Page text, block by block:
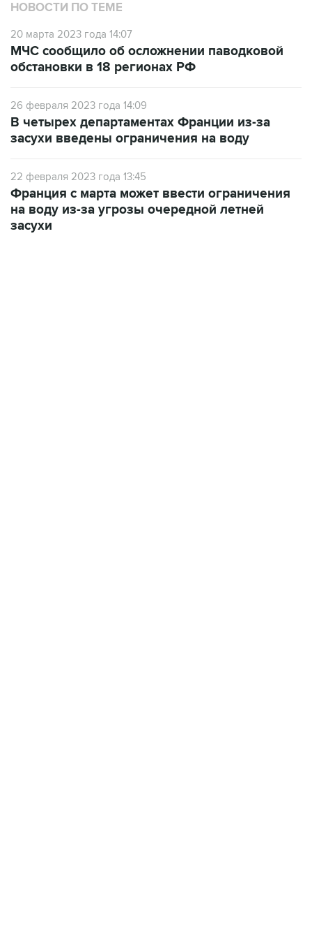
НОВОСТИ ПО ТЕМЕ
20 марта 2023 года 14:07
МЧС сообщило об осложнении паводковой
обстановки в 18 регионах РФ
26 февраля 2023 года 14:09
В четырех департаментах Франции из-за
засухи введены ограничения на воду
22 февраля 2023 года 13:45
Франция с марта может ввести ограничения
на воду из-за угрозы очередной летней
засухи